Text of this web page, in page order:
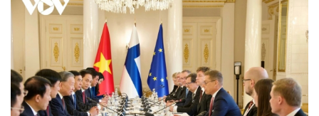
eSports
Hậu trường